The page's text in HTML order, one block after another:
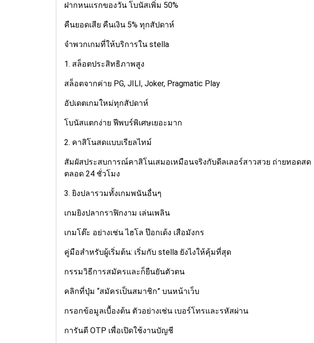
ฝากหนแรกของวัน โบนัสเพิ่ม 50%
คืนยอดเสีย คืนเงิน 5% ทุกสัปดาห์
จำพวกเกมที่ให้บริการใน stella
1. สล็อตประสิทธิภาพสูง
สล็อตจากค่าย PG, JILI, Joker, Pragmatic Play
อัปเดตเกมใหม่ทุกสัปดาห์
โบนัสแตกง่าย ฟีพบร์พิเศษเยอะมาก
2. คาสิโนสดแบบเรียลไทม์
สัมผัสประสบการณ์คาสิโนเสมอเหมือนจริงกับดีลเลอร์สาวสวย ถ่ายทอดสด
ตลอด 24 ชั่วโมง
3. ยิงปลารวมทั้งเกมพนันอื่นๆ
เกมยิงปลากราฟิกงาม เล่นเพลิน
เกมโต๊ะ อย่างเช่น ไฮโล ป๊อกเด้ง เสือมังกร
คู่มือสำหรับผู้เริ่มต้น: เริ่มกับ stella ยังไงให้คุ้มที่สุด
กรรมวิธีการสมัครและก็ยืนยันตัวตน
คลิกที่ปุ่ม “สมัครเป็นสมาชิก” บนหน้าเว็บ
กรอกข้อมูลเบื้องต้น ตัวอย่างเช่น เบอร์โทรและรหัสผ่าน
การันตี OTP เพื่อเปิดใช้งานบัญชี